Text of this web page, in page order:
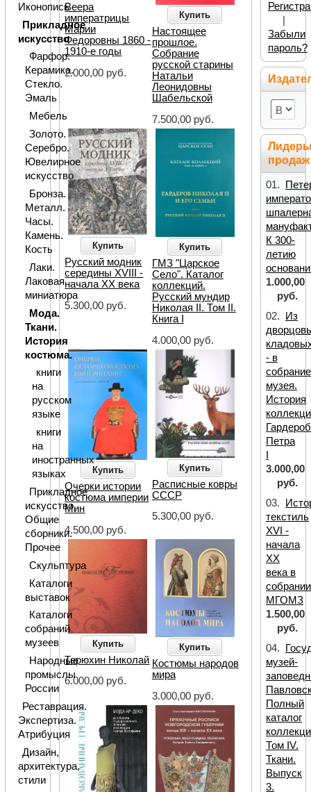
Веера
императрицы
Марии
Федоровны 1860 -
1910-е годы
2.000,00 руб.
Купить
Настоящее
прошлое.
Собрание
русской старины
Натальи
Леонидовны
Шабельской
7.500,00 руб.
Купить
Русский модник
середины XVIII -
начала XX века
5.300,00 руб.
Купить
ГМЗ "Царское
Село". Каталог
коллекций.
Русский мундир
Николая II. Том II.
Книга I
4.000,00 руб.
Купить
Очерки истории
костюма империи
Мин
4.500,00 руб.
Купить
Расписные ковры
СССР
5.300,00 руб.
Купить
Терюхин Николай
6.000,00 руб.
Купить
Костюмы народов
мира
3.000,00 руб.
Иконопись
Прикладное
искусство
Фарфор.
Керамика.
Стекло.
Эмаль
Мебель
Золото.
Серебро.
Ювелирное
искусство
Бронза.
Металл.
Часы.
Камень.
Кость
Лаки.
Лаковая
миниатюра
Мода.
Ткани.
История
костюма.
книги
на
русском
языке
книги
на
иностранных
языках
Прикладное
искусство.
Общие
сборники.
Прочее
Скульптура
Каталоги
выставок
Каталоги
собраний
музеев
Народные
промыслы
России
Реставрация.
Экспертиза.
Атрибуция
Дизайн,
архитектура,
стили
Забыли
пароль?
продаж
01.
К 300-
летию
1.000,00
руб.
02.
Из
- в
собрание
музея.
История
Гардероб
Петра
3.000,00
руб.
03.
текстиль
XVI -
начала
XX
века в
собрании
МГОМЗ
1.500,00
руб.
04.
музей-
Полный
каталог
Том IV.
Ткани.
Выпуск
3.